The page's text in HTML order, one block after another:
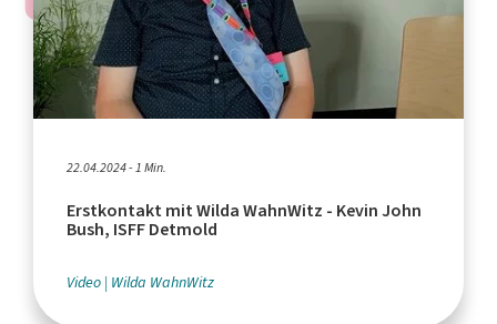
22.04.2024 - 1 Min.
Erstkontakt mit Wilda WahnWitz - Kevin John
Bush, ISFF Detmold
Video Wilda WahnWitz